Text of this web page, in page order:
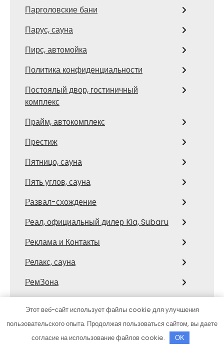
Парголовские бани
Парус, сауна
Пирс, автомойка
Политика конфиденциальности
Постоялый двор, гостиничный
комплекс
Прайм, автокомплекс
Престиж
Пятницо, сауна
Пять углов, сауна
Развал-схождение
Реал, официальный дилер Kia, Subaru
Реклама и Контакты
Релакс, сауна
РемЗона
Ремонт, заправка автокондиционеров
Родники, автомойка
Этот веб-сайт использует файлы cookie для улучшения
пользовательского опыта. Продолжая пользоваться сайтом, вы даете
согласие на использование файлов cookie.
OK